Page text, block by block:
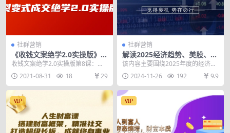
社群营销
《收钱文案绝学2.0实操版》+
《裂变式成交绝学2.0实操版》
收钱文案绝学2.0实操版第8课：引
流文案模型——让你拥有源源不断
的精准流量 第7...
2021-08-31 18 29
社群营销
解读2025经济趋势、美股、A
港股等资产前景判断，助您抢
先布局未来投资
该内容主要围绕2025年度的经济与
市场展望进行深度解读。他分析了
当前国内外经济走...
2024-11-26 192 9.9
VIP VIP